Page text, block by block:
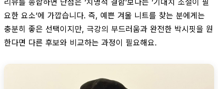
요한 요소’에 가깝습니다. 즉, 예쁜 겨울 니트를 찾는 분에게는
충분히 좋은 선택이지만, 극강의 부드러움과 완전한 박시핏을 원
한다면 다른 후보와 비교하는 과정이 필요해요.